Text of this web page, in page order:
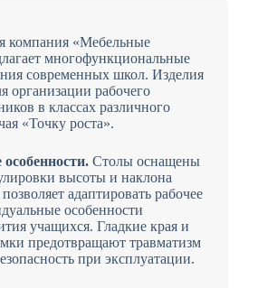
компания «Мебельные
многофункциональные
современных школ. Изделия
организации рабочего
в классах различного
«Точку роста».
Столы оснащены
высоты и наклона
адаптировать рабочее
особенности
учащихся. Гладкие края и
предотвращают травматизм
при эксплуатации.